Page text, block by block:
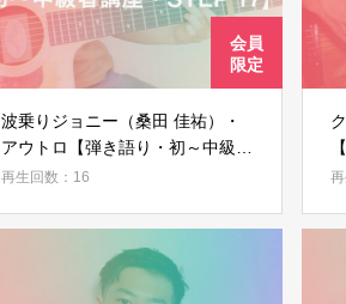
波乗りジョニー（桑田 佳祐）・
アウトロ【弾き語り・初～中級者
講座・STEP 17】
再生回数：16
会員ではない方は
新規